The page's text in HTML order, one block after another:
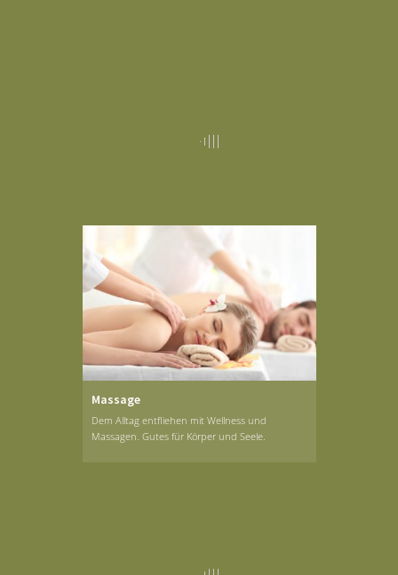
Massage
Dem Alltag entfliehen mit Wellness und
Massagen. Gutes für Körper und Seele.